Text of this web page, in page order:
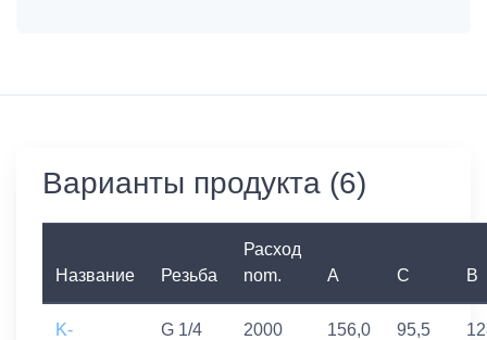
Варианты продукта (6)
Название Резьба
Расход
nom.
A C B
K-
G 1/4 2000 156,0 95,5